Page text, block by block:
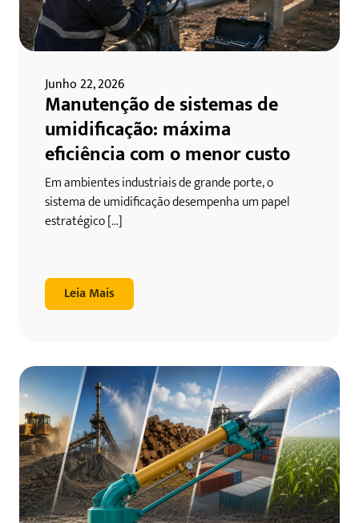
Junho 22, 2026
Manutenção de sistemas de
umidificação: máxima
eficiência com o menor custo
Em ambientes industriais de grande porte, o
sistema de umidificação desempenha um papel
estratégico [...]
Leia Mais